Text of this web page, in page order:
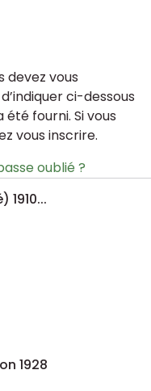
1910...
1928
devez vous
ci-dessous
été fourni. Si vous
vous inscrire.
oublié ?